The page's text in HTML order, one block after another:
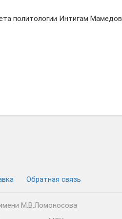
политологии Интигам Мамедов
Обратная связь
М.В.Ломоносова